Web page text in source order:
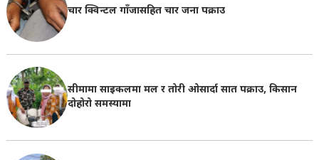
चार क्विन्टल गाँजासहित चार जना पक्राउ
सीमामा साइकलमा मल र तोरी ओसार्दा सात पक्राउ, किसान
दोहोरो समस्यामा